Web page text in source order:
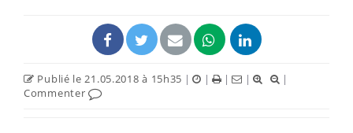
Publié le 21.05.2018 à 15h35 | | | |
|
Commenter